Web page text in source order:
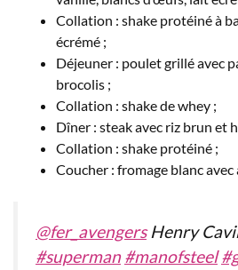
Collation : shake protéiné à
écrémé ;
Déjeuner : poulet grillé avec
brocolis ;
Collation : shake de whey ;
Dîner : steak avec riz brun et
Collation : shake protéiné ;
Coucher : fromage blanc avec
@fer_avengersHenry
#superman #manofsteel